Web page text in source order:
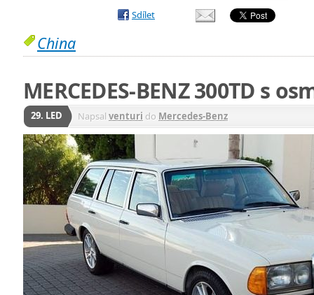
Sdílet
China
MERCEDES-BENZ 300TD s
29. LED Napsal venturi do Mercedes-Benz